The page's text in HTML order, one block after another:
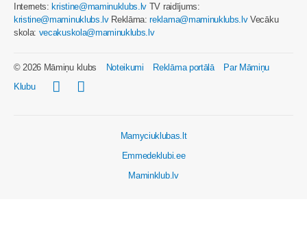
Internets:kristine@maminuklubs.lv TV raidījums:
kristine@maminuklubs.lvReklāma:reklama@maminuklubs.lvVecāku
skola: vecakuskola@maminuklubs.lv
© 2026 Māmiņu klubs Noteikumi Reklāma portālā
Par Māmiņu
Klubu
Mamyciuklubas.lt
Emmedeklubi.ee
Maminklub.lv